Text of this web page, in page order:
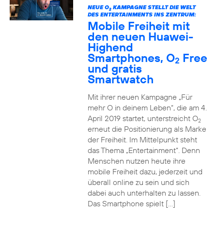
NEUE O2KAMPAGNE STELLT DIE WELT
DES ENTERTAINMENTS INS ZENTRUM:
Mobile Freiheit mit
den neuen Huawei-
Highend
Smartphones, O2 Free
und gratis
Smartwatch
Mit ihrer neuen Kampagne „Für
mehr O in deinem Leben“, die am 4.
April 2019 startet, unterstreicht O2
erneut die Positionierung als Marke
der Freiheit. Im Mittelpunkt steht
das Thema „Entertainment“. Denn
Menschen nutzen heute ihre
mobile Freiheit dazu, jederzeit und
überall online zu sein und sich
dabei auch unterhalten zu lassen.
Das Smartphone spielt […]